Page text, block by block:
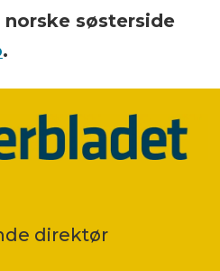
søsterside
.
direktør